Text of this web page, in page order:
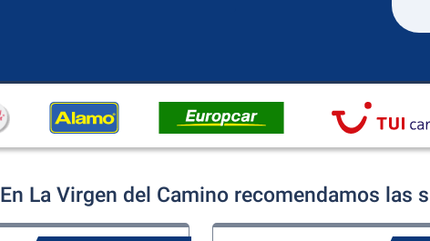
En La Virgen del Camino recomendamos las